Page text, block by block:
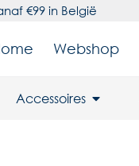
€99 in België
Webshop
Accessoires